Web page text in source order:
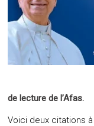
de lecture de l’Afas.
Voici deux citations